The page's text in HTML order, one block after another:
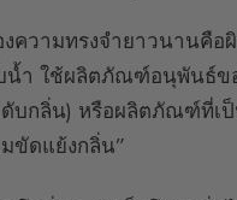
ความทรงจำยาวนานคือ
น้ำ ใช้ผลิตภัณฑ์อนุพันธ์ข
บกลิ่น) หรือผลิตภัณฑ์ที่เป็
ขัดแย้งกลิ่น”